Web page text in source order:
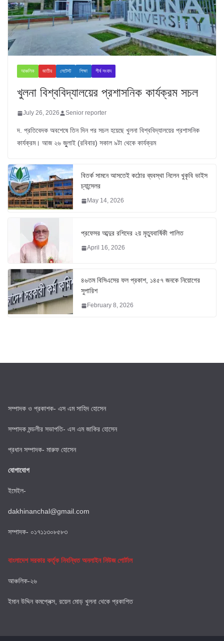
আঞ্চলিক জাতীয় লেটেস্ট শিক্ষা শীর্ষ সংবাদ
খুলনা বিশ্ববিদ্যালয়ের প্রশাসনিক কার্যক্রম সচল
July 26, 2026 Senior reporter
দ. প্রতিবেদক অবশেষে তিন দিন পর সচল হয়েছে খুলনা বিশ্ববিদ্যালয়ের প্রশাসনিক
কার্যক্রম। আজ ২৬ জুুলাই (রবিবার) সকাল ৯টা থেকে কার্যক্রম
বিতর্ক সামনে আসতেই কঠোর ব্যবস্থা নিলেন খুকৃবি ভাইস
চ্যান্সেলর
May 14, 2026
প্রফেসর আব্দুর রশিদের ২য় মৃত্যুবার্ষিকী পালিত
April 16, 2026
৪৬তম বিসিএসের ফল প্রকাশ, ১৪৫৭ জনকে নিয়োগের
সুপারিশ
February 8, 2026
সম্পাদক ও প্রকাশক- এস এম সাহিদ হোসেন
সম্পাদক মন্ডলীর সভাপতি- এস এম জাকির হোসেন
প্রধান সম্পাদক- মারুফ হোসেন
যোগাযোগ
ইমেইল-
dakhinanchal@gmail.com
সম্পাদক- ০১৭১১৩০৮৫৮৩
বাংলাদেশ সরকার কর্তৃক নিবন্ধিত অনলাইন নিউজ পোর্টাল
আঞ্চলিক-২৬
ইমান উদ্দিন কমপ্লেক্স, রয়েল মোড় খুলনা থেকে প্রকাশিত